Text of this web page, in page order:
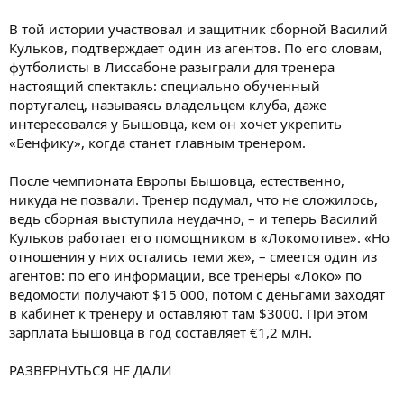
В той истории участвовал и защитник сборной Василий
Кульков, подтверждает один из агентов. По его словам,
футболисты в Лиссабоне разыграли для тренера
настоящий спектакль: специально обученный
португалец, называясь владельцем клуба, даже
интересовался у Бышовца, кем он хочет укрепить
«Бенфику», когда станет главным тренером.
После чемпионата Европы Бышовца, естественно,
никуда не позвали. Тренер подумал, что не сложилось,
ведь сборная выступила неудачно, – и теперь Василий
Кульков работает его помощником в «Локомотиве». «Но
отношения у них остались теми же», – смеется один из
агентов: по его информации, все тренеры «Локо» по
ведомости получают $15 000, потом с деньгами заходят
в кабинет к тренеру и оставляют там $3000. При этом
зарплата Бышовца в год составляет €1,2 млн.
РАЗВЕРНУТЬСЯ НЕ ДАЛИ